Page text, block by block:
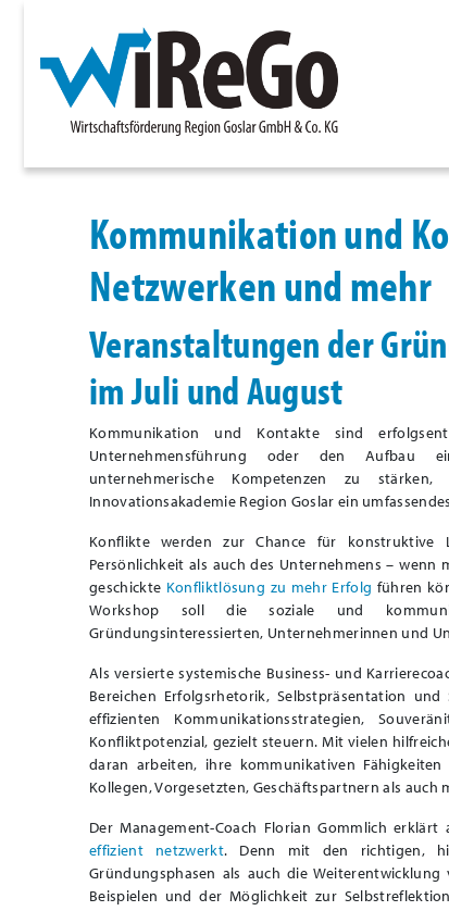
Kommunikation und
Netzwerken und mehr
Veranstaltungen der
im Juli und August
Kommunikation und Kontakte sind
Unternehmensführung oder den Aufbau
unternehmerische Kompetenzen zu
Innovationsakademie Region Goslar ein
Konflikte werden zur Chance für konstruktive
Persönlichkeit als auch des Unternehmens –
geschickte Konfliktlösung zu mehr Erfolg führen
Workshop soll die soziale und
Gründungsinteressierten, Unternehmerinnen und
Als versierte systemische Business- und
Bereichen Erfolgsrhetorik, Selbstpräsentation
effizienten Kommunikationsstrategien,
Konfliktpotenzial, gezielt steuern. Mit vielen
daran arbeiten, ihre kommunikativen
Kollegen, Vorgesetzten, Geschäftspartnern als
Der Management-Coach Florian Gommlich
effizient netzwerkt. Denn mit den richtigen,
Gründungsphasen als auch die
Beispielen und der Möglichkeit zur